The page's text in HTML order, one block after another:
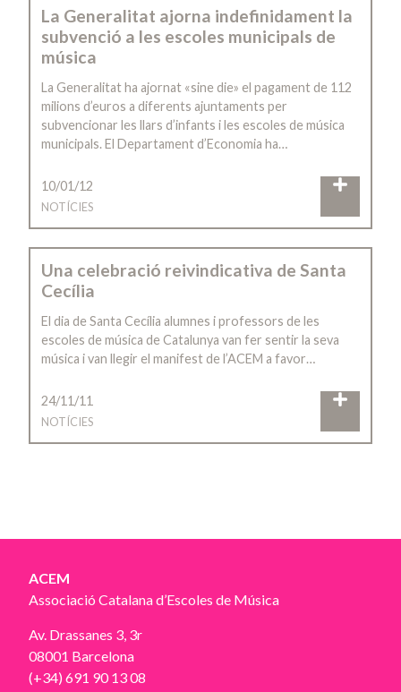
La Generalitat ajorna indefinidament la
subvenció a les escoles municipals de
música
La Generalitat ha ajornat «sine die» el pagament de 112
milions d’euros a diferents ajuntaments per
subvencionar les llars d’infants i les escoles de música
municipals. El Departament d’Economia ha…
10/01/12
NOTÍCIES
Una celebració reivindicativa de Santa
Cecília
El dia de Santa Cecília alumnes i professors de les
escoles de música de Catalunya van fer sentir la seva
música i van llegir el manifest de l’ACEM a favor…
24/11/11
NOTÍCIES
ACEM
Associació Catalana d’Escoles de Música
Av. Drassanes 3, 3r
08001 Barcelona
(+34) 691 90 13 08